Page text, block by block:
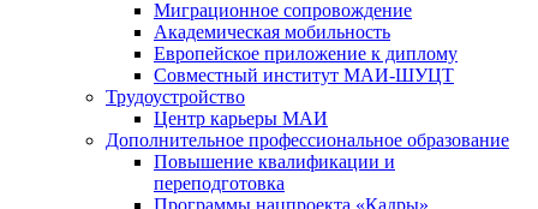
Миграционное сопровождение
Академическая мобильность
Европейское приложение к диплому
Совместный институт МАИ-ШУЦТ
Трудоустройство
Центр карьеры МАИ
Дополнительное профессиональное образование
Повышение квалификации и
переподготовка
Программы нацпроекта «Кадры»